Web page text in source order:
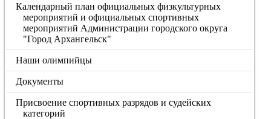
Календарный план официальных физкультурных
мероприятий и официальных спортивных
мероприятий Администрации городского округа
"Город Архангельск"
Наши олимпийцы
Документы
Присвоение спортивных разрядов и судейских
категорий